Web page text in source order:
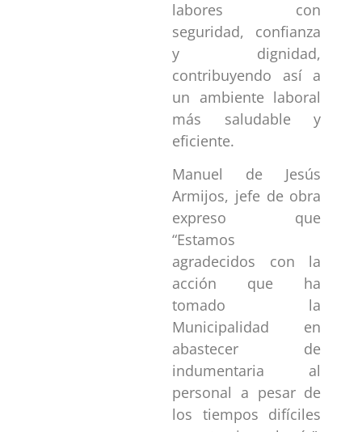
labores con
seguridad, confianza
y dignidad,
contribuyendo así a
un ambiente laboral
más saludable y
eficiente.
Manuel de Jesús
Armijos, jefe de obra
expreso que
“Estamos
agradecidos con la
acción que ha
tomado la
Municipalidad en
abastecer de
indumentaria al
personal a pesar de
los tiempos difíciles